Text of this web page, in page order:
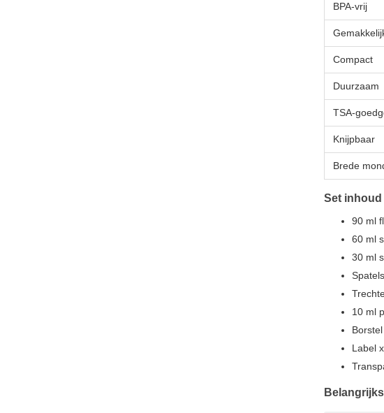
BPA-vrij
Compact
Duurzaam
TSA-
Knijpbaar
Brede
Set inhoud
90 ml
60 ml
30 ml
10 ml
Label